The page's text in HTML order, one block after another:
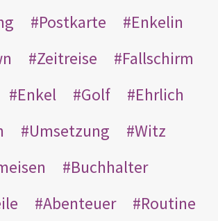
Postkarte
Enkelin
Zeitreise
Fallschirm
Enkel Golf
Ehrlich
Umsetzung
Witz
Buchhalter
Abenteuer
Routine